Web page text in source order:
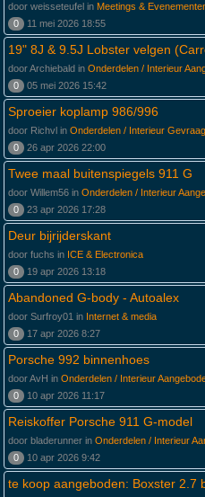
door weisseteufel in Meetings &
0
11 mei 2026 18:55
19" 8J & 9.5J Lobster velgen
door Archiebald in Onderdelen / Interieur
0
05 mei 2026 15:42
Sproeier koplamp 986/996
door Richvl in Onderdelen / Interieur
0
26 apr 2026 22:00
Twee maal buitenspiegels 911 G
door Willem56 in Onderdelen / Interieur
0
23 apr 2026 17:28
Deur bijrijderskant
door fuchs in ICE & Electronica
0
19 apr 2026 13:18
Abandoned G-body - Autoalex
door Surfroy01 in Internet & media
0
17 apr 2026 8:27
Porsche 992 binnenhoes
door AvH in Onderdelen / Interieur
0
10 apr 2026 11:17
Reiskoffer Porsche 911 G-model
door bladerunner in Onderdelen / Interieur
0
10 apr 2026 9:42
te koop aangeboden: Boxster 2.7